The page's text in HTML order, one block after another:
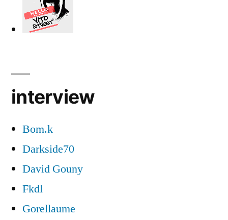
interview
Bom.k
Darkside70
David Gouny
Fkdl
Gorellaume